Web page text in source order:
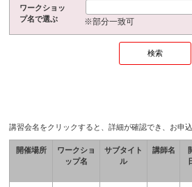
ワークショッ
プ名で選ぶ
※部分一致可
講習会名をクリックすると、詳細が確認でき、お申
開催場所
ワークショ
ップ名
サブタイト
ル
講師名